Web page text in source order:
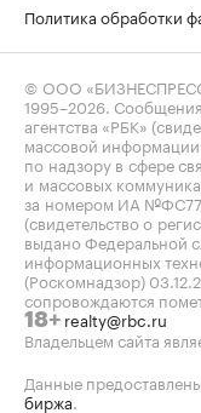
Политика обработки
© ООО
1995–2026 .
агентства «РБК»
массовой
по надзору в сфере
и массовых
за номером ИА
(свидетельство о
выдано Федеральной
информационных
(Роскомнадзор)
сопровождаются
18+ realty@rbc.ru
Владельцем сайта
Данные
биржа